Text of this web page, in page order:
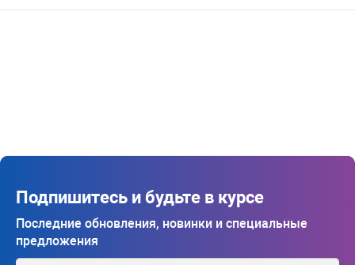
Подпишитесь и будьте в курсе
Последние обновления, новинки и специальные
предложения